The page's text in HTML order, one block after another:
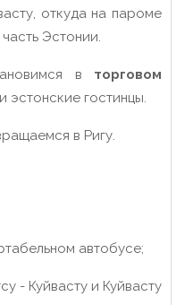
откуда на пароме
часть Эстонии.
в торговом
эстонские гостинцы.
в Ригу.
автобусе;
- Куйвасту и Куйвасту